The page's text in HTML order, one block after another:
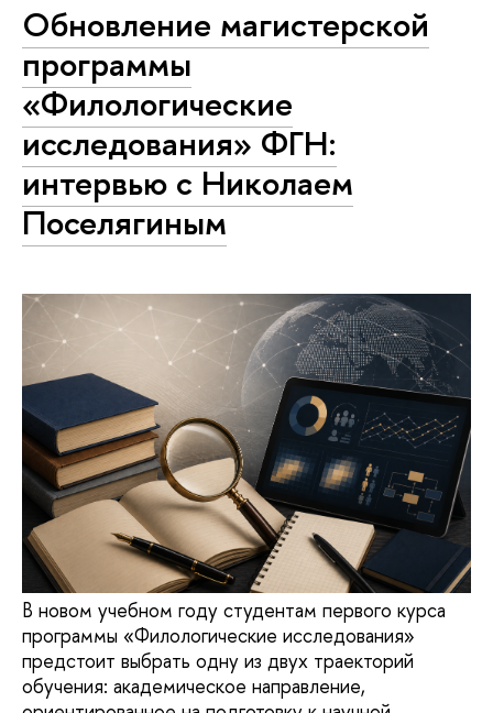
Обновление магистерской
программы
«Филологические
исследования» ФГН:
интервью с Николаем
Поселягиным
В новом учебном году студентам первого курса
программы «Филологические исследования»
предстоит выбрать одну из двух траекторий
обучения: академическое направление,